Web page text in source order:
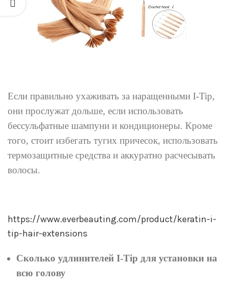
Если правильно ухаживать за наращенными I-Tip,
они прослужат дольше, если использовать
бессульфатные шампуни и кондиционеры. Кроме
того, стоит избегать тугих причесок, использовать
термозащитные средства и аккуратно расчесывать
волосы.
https://www.everbeauting.com/product/keratin-i-
tip-hair-extensions
Сколько удлинителей I-Tip для установки на
всю голову